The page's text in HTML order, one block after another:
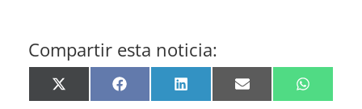
Compartir esta noticia:
Share
on
Share
on
Share
on
Share
on
Share
on